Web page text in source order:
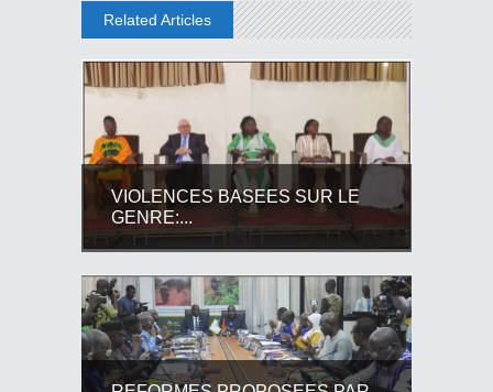
Related Articles
VIOLENCES BASEES SUR LE
GENRE:...